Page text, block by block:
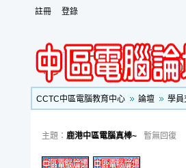
註冊 登錄
CCTC中區電腦教育中心 論壇 學員
主題： 鹿港中區電腦真棒~ 暫無回復